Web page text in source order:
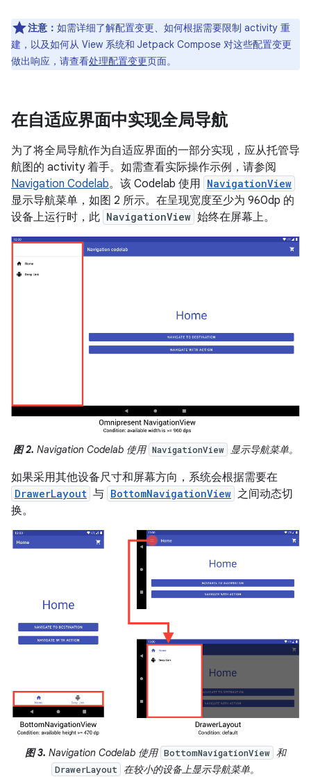
注意： 如需详细了解配置变更、如何根据需要限制 activity 重
建，以及如何从 View 系统和 Jetpack Compose 对这些配置变更
做出响应，请查看处理配置变更页面。
在自适应界面中实现全局导航
为了将全局导航作为自适应界面的一部分实现，应从托管导
航图的 activity 着手。如需查看实际操作示例，请参阅
Navigation Codelab。该 Codelab 使用 NavigationView
显示导航菜单，如图 2 所示。在呈现宽度至少为 960dp 的
设备上运行时，此 NavigationView 始终在屏幕上。
图 2. Navigation Codelab 使用 NavigationView 显示导航菜单。
如果采用其他设备尺寸和屏幕方向，系统会根据需要在
DrawerLayout 与 BottomNavigationView 之间动态切
换。
图 3. Navigation Codelab 使用 BottomNavigationView 和
DrawerLayout 在较小的设备上显示导航菜单。